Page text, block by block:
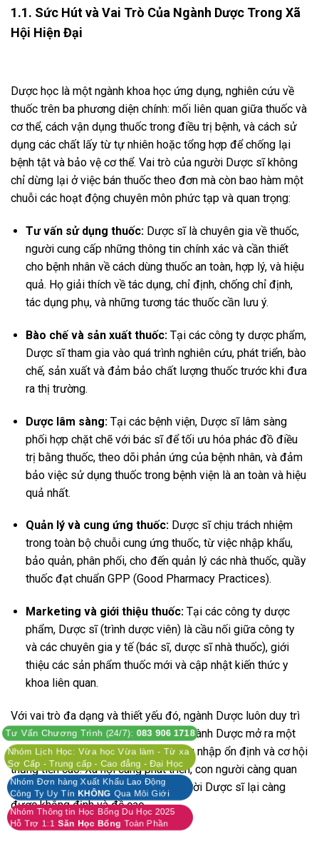
1.1. Sức Hút và Vai Trò Của Ngành Dược Trong Xã
Hội Hiện Đại
Dược học là một ngành khoa học ứng dụng, nghiên cứu về
thuốc trên ba phương diện chính: mối liên quan giữa thuốc và
cơ thể, cách vận dụng thuốc trong điều trị bệnh, và cách sử
dụng các chất lấy từ tự nhiên hoặc tổng hợp để chống lại
bệnh tật và bảo vệ cơ thể. Vai trò của người Dược sĩ không
chỉ dừng lại ở việc bán thuốc theo đơn mà còn bao hàm một
chuỗi các hoạt động chuyên môn phức tạp và quan trọng:
Tư vấn sử dụng thuốc:Dược sĩ là chuyên gia về thuốc,
người cung cấp những thông tin chính xác và cần thiết
cho bệnh nhân về cách dùng thuốc an toàn, hợp lý, và hiệu
quả. Họ giải thích về tác dụng, chỉ định, chống chỉ định,
tác dụng phụ, và những tương tác thuốc cần lưu ý.
Bào chế và sản xuất thuốc:Tại các công ty dược phẩm,
Dược sĩ tham gia vào quá trình nghiên cứu, phát triển, bào
chế, sản xuất và đảm bảo chất lượng thuốc trước khi đưa
ra thị trường.
Dược lâm sàng:Tại các bệnh viện, Dược sĩ lâm sàng
phối hợp chặt chẽ với bác sĩ để tối ưu hóa phác đồ điều
trị bằng thuốc, theo dõi phản ứng của bệnh nhân, và đảm
bảo việc sử dụng thuốc trong bệnh viện là an toàn và hiệu
quả nhất.
Quản lý và cung ứng thuốc:Dược sĩ chịu trách nhiệm
trong toàn bộ chuỗi cung ứng thuốc, từ việc nhập khẩu,
bảo quản, phân phối, cho đến quản lý các nhà thuốc, quầy
thuốc đạt chuẩn GPP (Good Pharmacy Practices).
Marketing và giới thiệu thuốc:Tại các công ty dược
phẩm, Dược sĩ (trình dược viên) là cầu nối giữa công ty
và các chuyên gia y tế (bác sĩ, dược sĩ nhà thuốc), giới
thiệu các sản phẩm thuốc mới và cập nhật kiến thức y
khoa liên quan.
Với vai trò đa dạng và thiết yếu đó, ngành Dược luôn duy trì
được sức hút của mình. Tốt nghiệp ngành Dược mở ra một
phổ nghề nghiệp rộng lớn với mức thu nhập ổn định và cơ hội
thăng tiến cao. Xã hội càng phát triển, con người càng quan
tâm đến sức khỏe, thì vai trò của người Dược sĩ lại càng
được khẳng định và đề cao.
Tư Vấn Chương Trình (24/7): 083 906 1718
Lịch Học: Vừa học Vừa làm - Từ xa
Cấp - Trung cấp - Cao đẳng - Đại Học
Nhóm Đơn hàng Xuất Khẩu Lao Động
Công Ty Uy Tín KHÔNG Qua Môi Giới
Nhóm Thông tin Học Bổng Du Học 2025
Hỗ Trợ 1:1 Săn Học Bổng Toàn Phần